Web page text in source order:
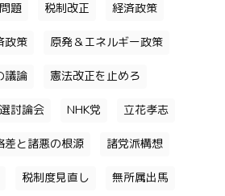
題 税制改正 経済政策
政策 原発＆エネルギー政策
議論 憲法改正を止めろ
討論会 NHK党 立花孝志
差と諸悪の根源 諸党派構想
税制度見直し 無所属出馬